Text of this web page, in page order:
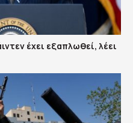
έχει εξαπλωθεί, λέει